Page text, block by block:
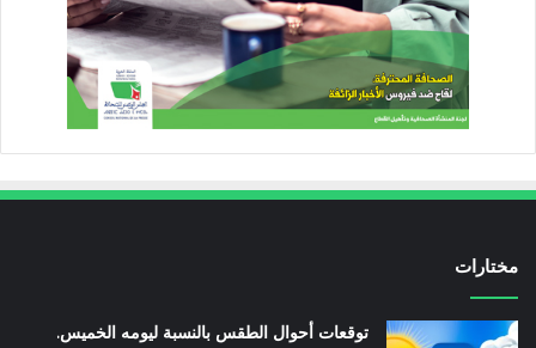
مختارات
توقعات أحوال الطقس بالنسبة ليومه الخميس.